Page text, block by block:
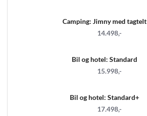
Camping: Jimny med tagtelt
14.498,-
Bil og hotel: Standard
15.998,-
Bil og hotel: Standard+
17.498,-